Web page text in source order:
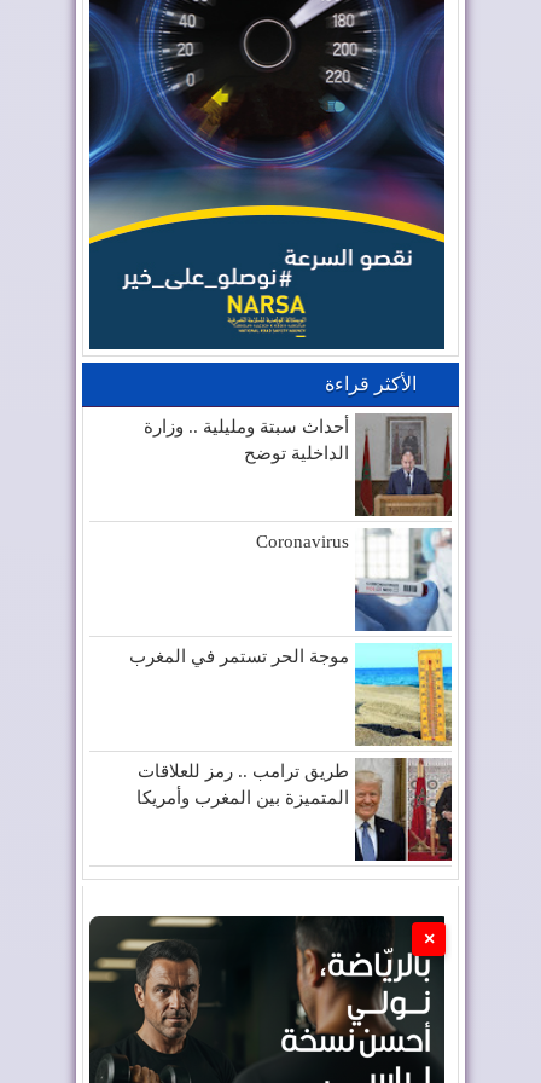
الأكثر قراءة
أحداث سبتة ومليلية .. وزارة
الداخلية توضح
Coronavirus
موجة الحر تستمر في المغرب
طريق ترامب .. رمز للعلاقات
المتميزة بين المغرب وأمريكا
×